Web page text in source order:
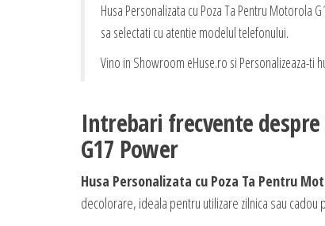
Husa Personalizata cu Poza Ta Pentru Motorola
sa selectati cu atentie modelul telefonului.
Vino in Showroom eHuse.ro si Personalizeaza-ti
Intrebari frecvente despre
G17 Power
Husa Personalizata cu Poza Ta Pentru
decolorare, ideala pentru utilizare zilnica sau cadou